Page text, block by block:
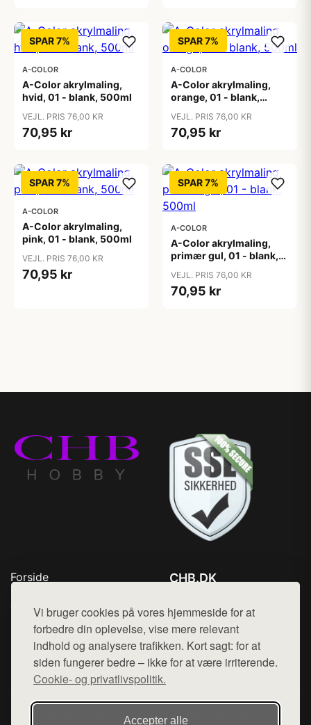
Vi bruger cookies på vores hjemmeside for at
forbedre din oplevelse, vise mere relevant
indhold og analysere trafikken. Kort sagt: for at
siden fungerer bedre – ikke for at være irriterende.
Cookie- og privatlivspolitik.
Accepter alle
SPAR 7%
A-COLOR
A-Color akrylmaling,
hvid, 01 - blank, 500ml
VEJL. PRIS 76,00 KR
70,95 kr
SPAR 7%
A-COLOR
A-Color akrylmaling,
orange, 01 - blank,
VEJL. PRIS 76,00 KR
70,95 kr
SPAR 7%
A-COLOR
A-Color akrylmaling,
pink, 01 - blank, 500ml
VEJL. PRIS 76,00 KR
70,95 kr
SPAR 7%
A-COLOR
A-Color akrylmaling,
primær gul, 01 - blank,
VEJL. PRIS 76,00 KR
70,95 kr
Forside
Top Rabatter
Kontakt
CHB.DK
Mail: hej@want.dk
Cookie- og privatlivspolitik
Denne side er en del af want.dk, der udgiver en række